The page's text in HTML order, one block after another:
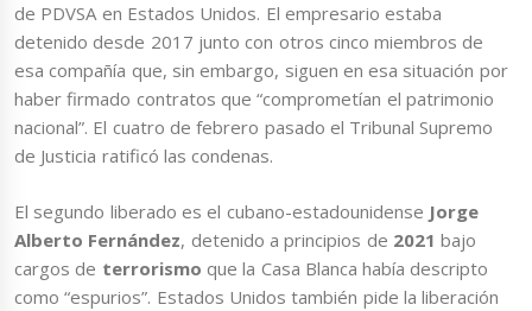
de PDVSA en Estados Unidos. El empresario estaba
detenido desde 2017 junto con otros cinco miembros de
esa compañía que, sin embargo, siguen en esa situación por
haber firmado contratos que “comprometían el patrimonio
nacional”. El cuatro de febrero pasado el Tribunal Supremo
de Justicia ratificó las condenas.
El segundo liberado es el cubano-estadounidense Jorge
Alberto Fernández, detenido a principios de 2021bajo
cargos de terrorismo que la Casa Blanca había descripto
como “espurios”. Estados Unidos también pide la liberación